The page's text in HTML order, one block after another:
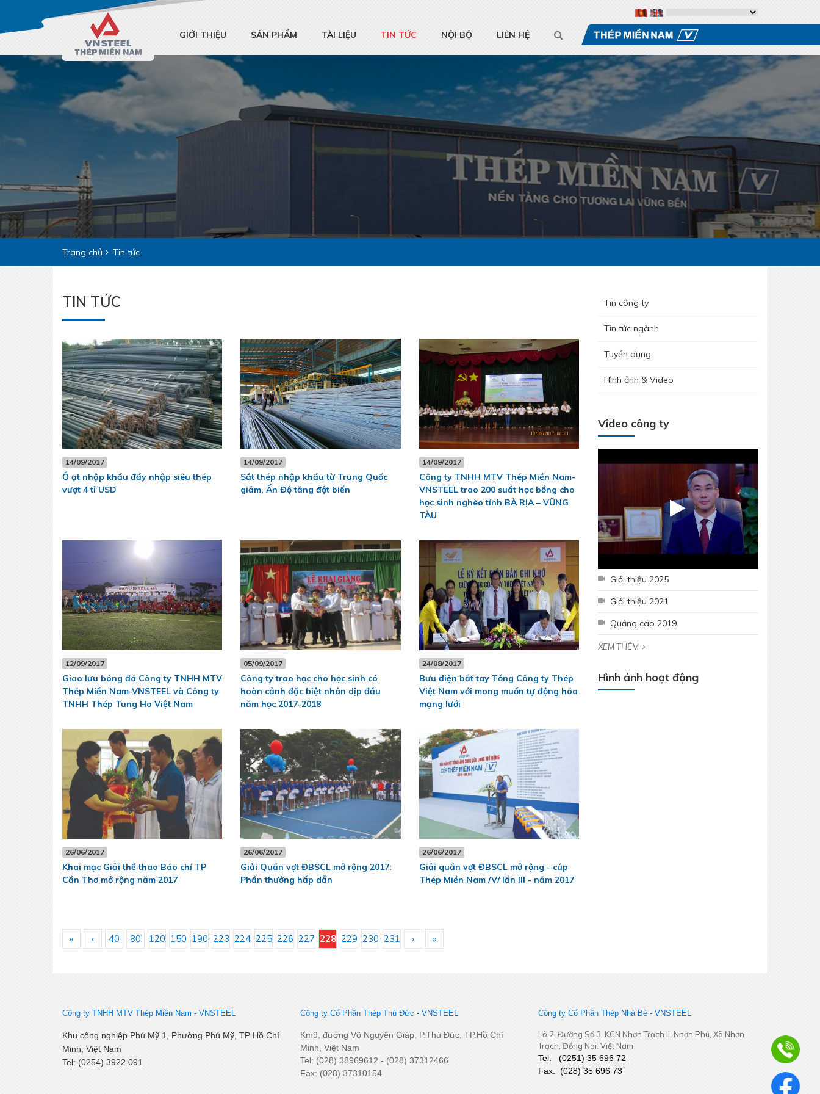
GIỚI THIỆU SẢN PHẨM TÀI LIỆU TIN TỨC NỘI BỘ LIÊN HỆ
Trang chủ Tin tức
TIN TỨC
14/09/2017
Ồ ạt nhập khẩu đẩy nhập siêu thép
vượt 4 tỉ USD
14/09/2017
Sắt thép nhập khẩu từ Trung Quốc
giảm, Ấn Độ tăng đột biến
14/09/2017
Công ty TNHH MTV Thép Miền Nam-
VNSTEEL trao 200 suất học bổng cho
học sinh nghèo tỉnh BÀ RỊA – VŨNG
TÀU
12/09/2017
Giao lưu bóng đá Công ty TNHH MTV
Thép Miền Nam-VNSTEEL và Công ty
TNHH Thép Tung Ho Việt Nam
05/09/2017
Công ty trao học cho học sinh có
hoàn cảnh đặc biệt nhân dịp đầu
năm học 2017-2018
24/08/2017
Bưu điện bắt tay Tổng Công ty Thép
Việt Nam với mong muốn tự động hóa
mạng lưới
26/06/2017
Khai mạc Giải thể thao Báo chí TP
Cần Thơ mở rộng năm 2017
26/06/2017
Giải Quần vợt ĐBSCL mở rộng 2017:
Phần thưởng hấp dẫn
26/06/2017
Giải quần vợt ĐBSCL mở rộng - cúp
Thép Miền Nam /V/ lần III - năm 2017
« ‹ 40 80 120 150 190 223 224 225 226 227 228 229 230 231 › »
Tin công ty
Tin tức ngành
Tuyển dụng
Hình ảnh & Video
Video công ty
Giới thiệu 2025
Giới thiệu 2021
Quảng cáo 2019
XEM THÊM
Hình ảnh hoạt động
Công ty TNHH MTV Thép Miền Nam - VNSTEEL
Khu công nghiệp Phú Mỹ 1, Phường Phú Mỹ, TP Hồ Chí
Minh, Việt Nam
Tel: (0254) 3922 091
Công ty Cổ Phần Thép Thủ Đức - VNSTEEL
Km9, đường Võ Nguyên Giáp, P.Thủ Đức, TP.Hồ Chí
Minh, Việt Nam
Tel: (028) 38969612 - (028) 37312466
Fax: (028) 37310154
Công ty Cổ Phần Thép Nhà Bè - VNSTEEL
Lô 2, Đường Số 3, KCN Nhơn Trạch II, Nhơn Phú, Xã Nhơn
Trạch, Đồng Nai. Việt Nam
Tel: (0251) 35 696 72
Fax: (028) 35 696 73